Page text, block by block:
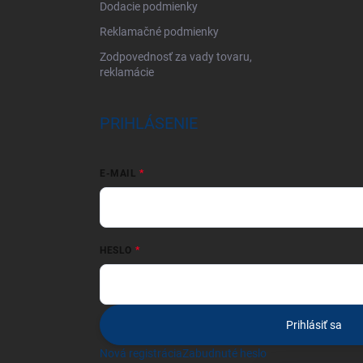
Dodacie podmienky
Reklamačné podmienky
Zodpovednosť za vady tovaru,
reklamácie
PRIHLÁSENIE
E-MAIL
HESLO
Prihlásiť sa
Nová registráciaZabudnuté heslo